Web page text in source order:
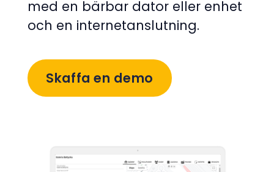
med en bärbar dator eller enhet
och en internetanslutning.
Skaffa en demo